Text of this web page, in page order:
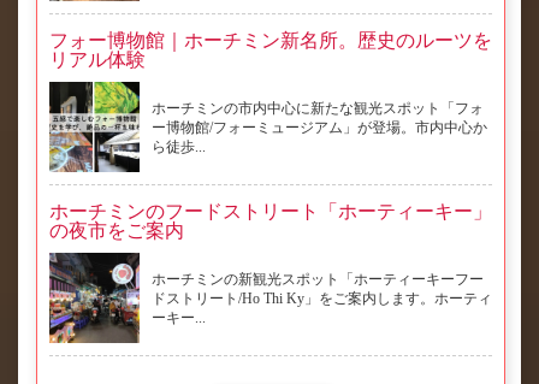
フォー博物館｜ホーチミン新名所。歴史のルーツを
リアル体験
ホーチミンの市内中心に新たな観光スポット「フォ
ー博物館/フォーミュージアム」が登場。市内中心か
ら徒歩...
ホーチミンのフードストリート「ホーティーキー」
の夜市をご案内
ホーチミンの新観光スポット「ホーティーキーフー
ドストリート/Ho Thi Ky」をご案内します。ホーティ
ーキー...